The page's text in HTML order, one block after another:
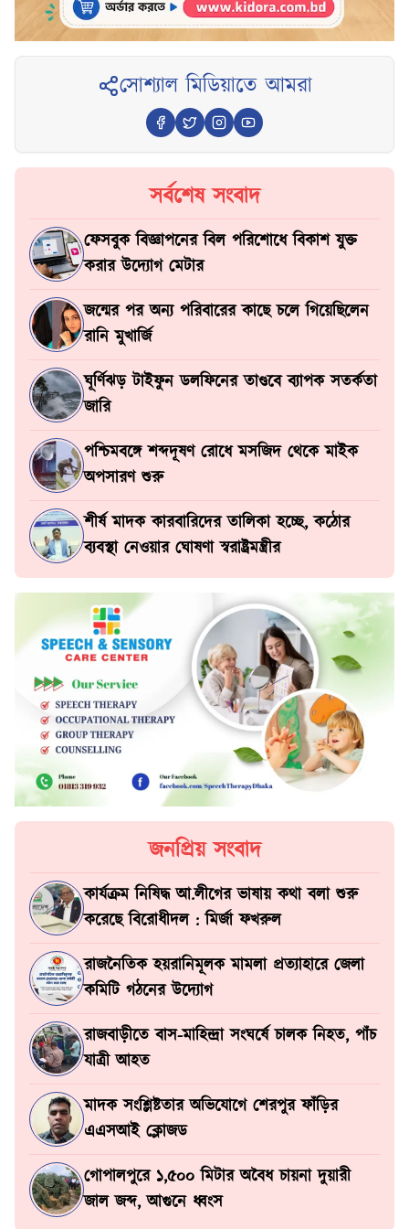
সোশ্যাল মিডিয়াতে আমরা
সর্বশেষ সংবাদ
ফেসবুক বিজ্ঞাপনের বিল পরিশোধে বিকাশ যুক্ত
করার উদ্যোগ মেটার
জন্মের পর অন্য পরিবারের কাছে চলে গিয়েছিলেন
রানি মুখার্জি
ঘূর্ণিঝড় টাইফুন ডলফিনের তাণ্ডবে ব্যাপক সতর্কতা
জারি
পশ্চিমবঙ্গে শব্দদূষণ রোধে মসজিদ থেকে মাইক
অপসারণ শুরু
শীর্ষ মাদক কারবারিদের তালিকা হচ্ছে, কঠোর
ব্যবস্থা নেওয়ার ঘোষণা স্বরাষ্ট্রমন্ত্রীর
জনপ্রিয় সংবাদ
কার্যক্রম নিষিদ্ধ আ.লীগের ভাষায় কথা বলা শুরু
করেছে বিরোধীদল : মির্জা ফখরুল
রাজনৈতিক হয়রানিমূলক মামলা প্রত্যাহারে জেলা
কমিটি গঠনের উদ্যোগ
রাজবাড়ীতে বাস-মাহিন্দ্রা সংঘর্ষে চালক নিহত, পাঁচ
যাত্রী আহত
মাদক সংশ্লিষ্টতার অভিযোগে শেরপুর ফাঁড়ির
এএসআই ক্লোজড
গোপালপুরে ১,৫০০ মিটার অবৈধ চায়না দুয়ারী
জাল জব্দ, আগুনে ধ্বংস